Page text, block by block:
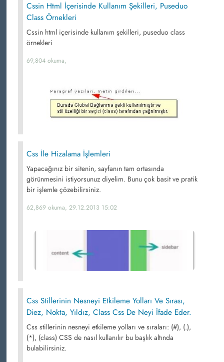
Cssin Html İçerisinde Kullanım Şekilleri, Puseduo
Class Örnekleri
Cssin html içerisinde kullanım şekilleri, puseduo class
örnekleri
69,804 okuma,
Css İle Hizalama İşlemleri
Yapacağınız bir sitenin, sayfanın tam ortasında
görünmesini istiyorsunuz diyelim. Bunu çok basit ve pratik
bir işlemle çözebilirsiniz.
62,869 okuma, 29.12.2013 15:02
Css Stillerinin Nesneyi Etkileme Yolları Ve Sırası,
Diez, Nokta, Yıldız, Class Css De Neyi İfade Eder.
Css stillerinin nesneyi etkileme yolları ve sıraları: (#), (.),
(*), (class) CSS de nasıl kullanılır bu başlık altında
bulabilirsiniz.